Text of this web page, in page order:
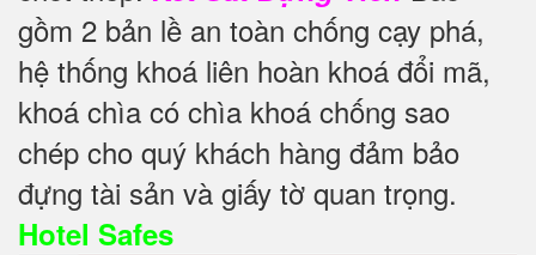
gồm 2 bản lề an toàn chống cạy phá,
hệ thống khoá liên hoàn khoá đổi mã,
khoá chìa có chìa khoá chống sao
chép cho quý khách hàng đảm bảo
đựng tài sản và giấy tờ quan trọng.
Hotel Safes